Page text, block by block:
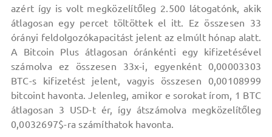
azért így is volt megközelítőleg 2.500 látogatónk, akik
átlagosan egy percet töltöttek el itt. Ez összesen 33
órányi feldolgozókapacitást jelent az elmúlt hónap alatt.
A Bitcoin Plus átlagosan óránkénti egy kifizetésével
számolva ez összesen 33x-i, egyenként 0,00003303
BTC-s kifizetést jelent, vagyis összesen 0,00108999
bitcoint havonta. Jelenleg, amikor e sorokat írom, 1 BTC
átlagosan 3 USD-t ér, így átszámolva megközelítőleg
0,0032697$-ra számíthatok havonta.